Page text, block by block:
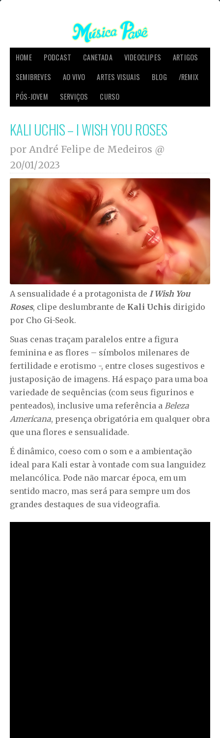
HOME PODCAST CANETADA VIDEOCLIPES
ARTIGOS
SEMIBREVES
AO VIVO ARTES VISUAIS BLOG
/REMIX
PÓS-JOVEM
SERVIÇOS CURSO
KALI UCHIS – I WISH YOU ROSES
por André Felipe de Medeiros @
20/01/2023
A sensualidade é a protagonista de I Wish You
Roses, clipe deslumbrante de Kali Uchis dirigido
por Cho Gi-Seok.
Suas cenas traçam paralelos entre a figura
feminina e as flores – símbolos milenares de
fertilidade e erotismo -, entre closes sugestivos e
justaposição de imagens. Há espaço para uma boa
variedade de sequências (com seus figurinos e
penteados), inclusive uma referência a Beleza
Americana, presença obrigatória em qualquer obra
que una flores e sensualidade.
É dinâmico, coeso com o som e a ambientação
ideal para Kali estar à vontade com sua languidez
melancólica. Pode não marcar época, em um
sentido macro, mas será para sempre um dos
grandes destaques de sua videografia.